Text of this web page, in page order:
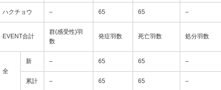
ハクチョウ – 65 65 –
EVENT合計
群(感受性)羽
数
発症羽数 死亡羽数 処分羽数
全
新 – 65 65 –
累計 – 65 65 –